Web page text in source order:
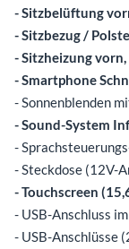
- Sitzbelüftung
- Sitzbezug /
- Sitzheizung vorn,
- Smartphone
- Sonnenblenden
- Sound-System
-
- Steckdose (12V-
- Touchscreen
- USB-Anschluss im
- USB-Anschlüsse